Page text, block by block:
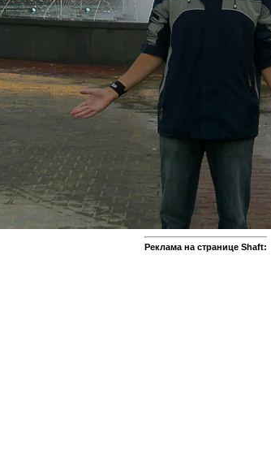
Реклама на странице Shaft: